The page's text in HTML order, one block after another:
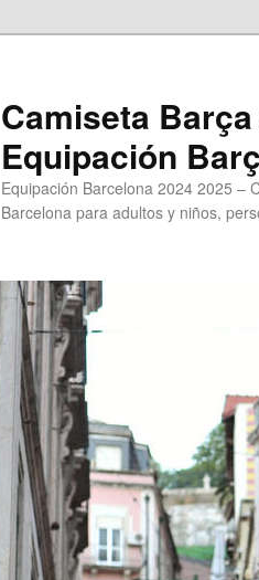
Camiseta
Equipación
Equipación Barcelona 2024 2025 –
Barcelona para adultos y niños,